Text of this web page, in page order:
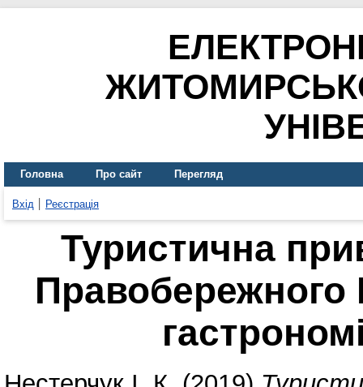
Головна Про сайт Перегляд
Вхід Реєстрація
Туристична
Правобережного